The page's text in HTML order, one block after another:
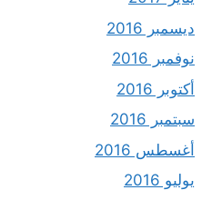
ديسمبر 2016
نوفمبر 2016
أكتوبر 2016
سبتمبر 2016
أغسطس 2016
يوليو 2016